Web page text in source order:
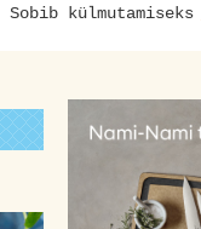
Sobib külmutamiseks